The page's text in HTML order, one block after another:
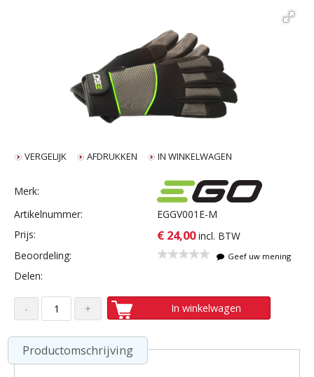
VERGELIJK AFDRUKKEN IN WINKELWAGEN
Merk:
Artikelnummer:
EGGV001E-M
Prijs:
€ 24,00 incl. BTW
Beoordeling:
Geef uw mening
Delen:
In winkelwagen
Productomschrijving